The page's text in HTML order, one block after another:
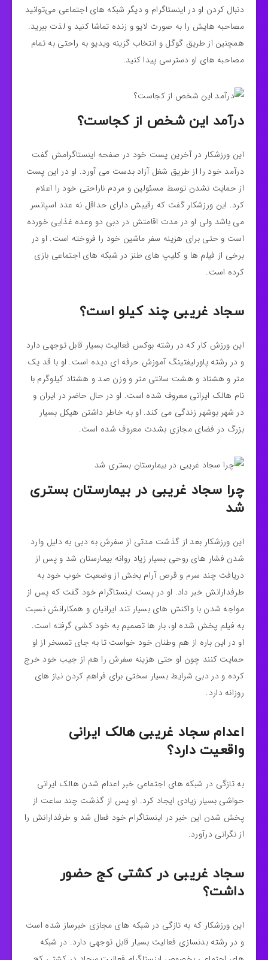
دنبال کردن او در اینستاگرام و دیگر شبکه های اجتماعی می‌توانید
مصاحبه هایش را به صورت لایو و زنده تماشا کنید و لذت ببرید.
همچنین از طریق گوگل و انتخاب گزینه ویدیو به راحتی به تمام
مصاحبه های او دسترسی پیدا کنید.
درآمد این شخص از کجاست؟
این ورزشکار در آخرین پست خود در صفحه اینستاگرامش گفت
درآمد خود را از طریق شغل آزاد بدست می آورد. او در این پست
از حمایت نشدن توسط مسئولین و مردم ناراحتی خود را اعلام
کرد. این ورزشکار گفت که رقیبش دارای حداقل نه عدد اسپانسر
می باشد ولی او در مدت اقامتش در دبی دو وعده غذایی خورده
است و حتی برای هزینه سفر ماشین خود را فروخته است. او در
برخی از فیلم ها و کلیپ های طنز در شبکه های اجتماعی بازی
کرده است.
سجاد غریبی چند کیلو است؟
این ورزش کار که در رشته بوکس فعالیت بسیار قابل توجهی دارد
و در رشته پاورلیفتینگ آموزش حرفه ای دیده است. او با قد یک
متر و هشتاد و هشت سانتی متر و وزن صد و هشتاد کیلوگرم با
نام هالک ایرانی معروف شده است‌. او در حال حاضر در ایران و
در شهر بوشهر زندگی می کند. او به خاطر داشتن هیکل بسیار
بزرگ در فضای مجازی بشدت معروف شده است.
چرا سجاد غریبی در بیمارستان بستری
شد
این ورزشکار بعد از گذشت مدتی از سفرش به دبی به دلیل وارد
شدن فشار های روحی بسیار زیاد روانه بیمارستان شد و پس از
دریافت چند سرم و قرص آرام بخش از وضعیت خوب خود به
طرفدارانش خبر داد. او در پست اینستاگرام خود گفت که پس از
مواجه شدن با واکنش های بسیار تند ایرانیان و همکارانش نسبت
به فیلم پخش شده او، بار ها تصمیم به خود کشی گرفته است‌.
او در این باره از هم وطنان خود خواست تا به جای تمسخر از او
حمایت کنند چون او حتی هزینه سفرش را هم از جیب خود خرج
کرده و در دبی شرایط بسیار سختی برای فراهم کردن نیاز های
روزانه دارد.
اعدام سجاد غریبی هالک ایرانی
واقعیت دارد؟
به تازگی در شبکه های اجتماعی خبر اعدام شدن هالک ایرانی
حواشی بسیار زیادی ایجاد کرد. او پس از گذشت چند ساعت از
پخش شدن این خبر در اینستاگرام خود فعال شد و طرفدارانش را
از نگرانی درآورد.
سجاد غریبی در کشتی کج حضور
داشت؟
این ورزشکار که به تازگی در شبکه های مجازی خبرساز شده است
و در رشته بدنسازی فعالیت بسیار قابل توجهی دارد. در شبکه